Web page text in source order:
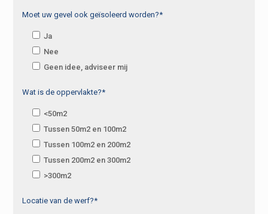
Moet uw gevel ook geïsoleerd worden?*
Ja
Nee
Geen idee, adviseer mij
Wat is de oppervlakte?*
<50m2
Tussen 50m2 en 100m2
Tussen 100m2 en 200m2
Tussen 200m2 en 300m2
>300m2
Locatie van de werf?*